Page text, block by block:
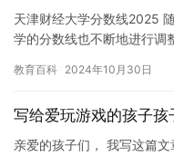
天津财经大学分数线2025
学的分数线也不断地进行调
教育百科 2024年10月30日
写给爱玩游戏的孩子
亲爱的孩子们， 我写这篇